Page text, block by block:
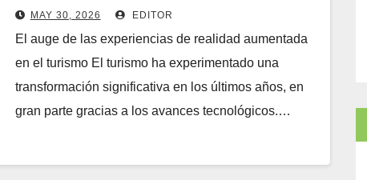
MAY 30, 2026 EDITOR
El auge de las experiencias de realidad aumentada
en el turismo El turismo ha experimentado una
transformación significativa en los últimos años, en
gran parte gracias a los avances tecnológicos.…